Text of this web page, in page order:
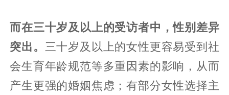
而在三十岁及以上的受访者中，性别差异
突出。 三十岁及以上的女性更容易受到社
会生育年龄规范等多重因素的影响，从而
产生更强的婚姻焦虑；有部分女性选择主